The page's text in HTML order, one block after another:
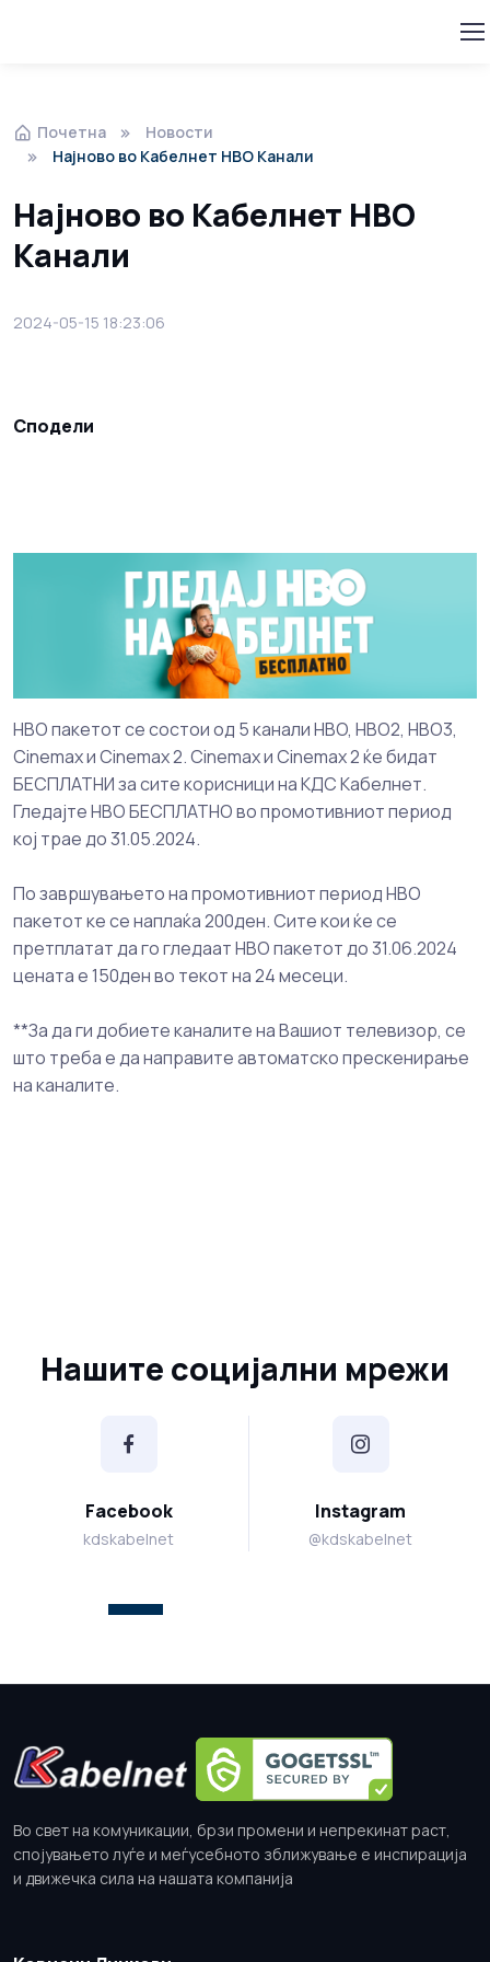
Почетна
Новости
Најново во Кабелнет HBO Канали
Најново во Кабелнет HBO
Канали
2024-05-15 18:23:06
Сподели
HBO пакетот се состои од 5 канали HBO, HBO2, HBO3,
Cinemax и Cinemax 2. Cinemax и Cinemax 2 ќе бидат
БЕСПЛАТНИ за сите корисници на КДС Кабелнет.
Гледајте HBO БЕСПЛАТНО во промотивниот период
кој трае до 31.05.2024.
По завршувањето на промотивниот период HBO
пакетот ке се наплаќа 200ден. Сите кои ќе се
претплатат да го гледаат HBO пакетот до 31.06.2024
цената е 150ден во текот на 24 месеци.
**За да ги добиете каналите на Вашиот телевизор, се
што треба е да направите автоматско прескенирање
на каналите.
Нашите социјални мрежи
Facebook
kdskabelnet
Instagram
@kdskabelnet
Во свет на комуникации, брзи промени и непрекинат раст,
спојувањето луѓе и меѓусебното зближување е инспирација
и движечка сила на нашата компанија